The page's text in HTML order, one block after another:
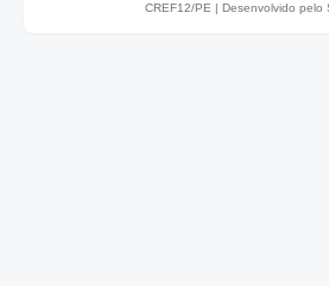
CREF12/PE | Desenvolvido pelo